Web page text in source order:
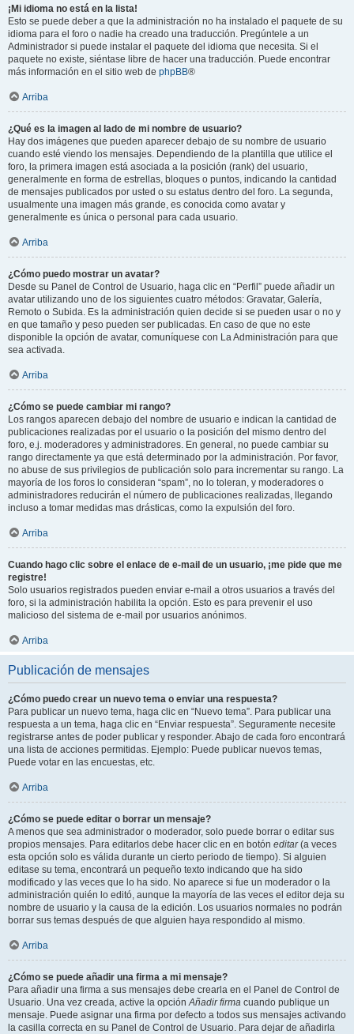
¡Mi idioma no está en la lista!
Esto se puede deber a que la administración no ha instalado el paquete de su
idioma para el foro o nadie ha creado una traducción. Pregúntele a un
Administrador si puede instalar el paquete del idioma que necesita. Si el
paquete no existe, siéntase libre de hacer una traducción. Puede encontrar
más información en el sitio web de phpBB®
Arriba
¿Qué es la imagen al lado de mi nombre de usuario?
Hay dos imágenes que pueden aparecer debajo de su nombre de usuario
cuando esté viendo los mensajes. Dependiendo de la plantilla que utilice el
foro, la primera imagen está asociada a la posición (rank) del usuario,
generalmente en forma de estrellas, bloques o puntos, indicando la cantidad
de mensajes publicados por usted o su estatus dentro del foro. La segunda,
usualmente una imagen más grande, es conocida como avatar y
generalmente es única o personal para cada usuario.
Arriba
¿Cómo puedo mostrar un avatar?
Desde su Panel de Control de Usuario, haga clic en “Perfil” puede añadir un
avatar utilizando uno de los siguientes cuatro métodos: Gravatar, Galería,
Remoto o Subida. Es la administración quien decide si se pueden usar o no y
en que tamaño y peso pueden ser publicadas. En caso de que no este
disponible la opción de avatar, comuníquese con La Administración para que
sea activada.
Arriba
¿Cómo se puede cambiar mi rango?
Los rangos aparecen debajo del nombre de usuario e indican la cantidad de
publicaciones realizadas por el usuario o la posición del mismo dentro del
foro, e.j. moderadores y administradores. En general, no puede cambiar su
rango directamente ya que está determinado por la administración. Por favor,
no abuse de sus privilegios de publicación solo para incrementar su rango. La
mayoría de los foros lo consideran “spam”, no lo toleran, y moderadores o
administradores reducirán el número de publicaciones realizadas, llegando
incluso a tomar medidas mas drásticas, como la expulsión del foro.
Arriba
Cuando hago clic sobre el enlace de e-mail de un usuario, ¡me pide que me
registre!
Solo usuarios registrados pueden enviar e-mail a otros usuarios a través del
foro, si la administración habilita la opción. Esto es para prevenir el uso
malicioso del sistema de e-mail por usuarios anónimos.
Arriba
Publicación de mensajes
¿Cómo puedo crear un nuevo tema o enviar una respuesta?
Para publicar un nuevo tema, haga clic en “Nuevo tema”. Para publicar una
respuesta a un tema, haga clic en “Enviar respuesta”. Seguramente necesite
registrarse antes de poder publicar y responder. Abajo de cada foro encontrará
una lista de acciones permitidas. Ejemplo: Puede publicar nuevos temas,
Puede votar en las encuestas, etc.
Arriba
¿Cómo se puede editar o borrar un mensaje?
A menos que sea administrador o moderador, solo puede borrar o editar sus
propios mensajes. Para editarlos debe hacer clic en en botón editar(a veces
esta opción solo es válida durante un cierto periodo de tiempo). Si alguien
editase su tema, encontrará un pequeño texto indicando que ha sido
modificado y las veces que lo ha sido. No aparece si fue un moderador o la
administración quién lo editó, aunque la mayoría de las veces el editor deja su
nombre de usuario y la causa de la edición. Los usuarios normales no podrán
borrar sus temas después de que alguien haya respondido al mismo.
Arriba
¿Cómo se puede añadir una firma a mi mensaje?
Para añadir una firma a sus mensajes debe crearla en el Panel de Control de
Usuario. Una vez creada, active la opciónAñadir firma cuando publique un
mensaje. Puede asignar una firma por defecto a todos sus mensajes activando
la casilla correcta en su Panel de Control de Usuario. Para dejar de añadirla